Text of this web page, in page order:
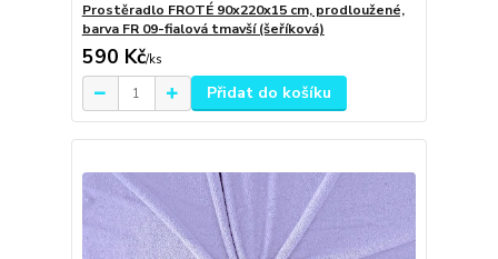
Prostěradlo FROTÉ 90x220x15 cm, prodloužené,
barva FR 09-fialová tmavší (šeříková)
590 Kč/ks
Přidat do košíku